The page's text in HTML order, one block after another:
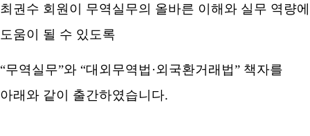
최권수 회원이 무역실무의 올바른 이해와 실무 역량에
도움이 될 수 있도록
“무역실무”와 “대외무역법 ·외국환거래법” 책자를
아래와 같이 출간하였습니다.